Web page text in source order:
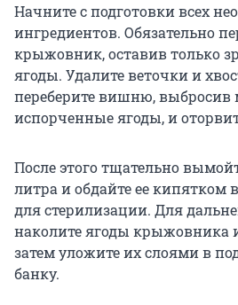
Начните с подготовки всех
ингредиентов. Обязательно
крыжовник, оставив только
ягоды. Удалите веточки и
переберите вишню, выбросив
испорченные ягоды, и
После этого тщательно
литра и обдайте ее кипятком
для стерилизации. Для
наколите ягоды крыжовника
затем уложите их слоями в
банку.